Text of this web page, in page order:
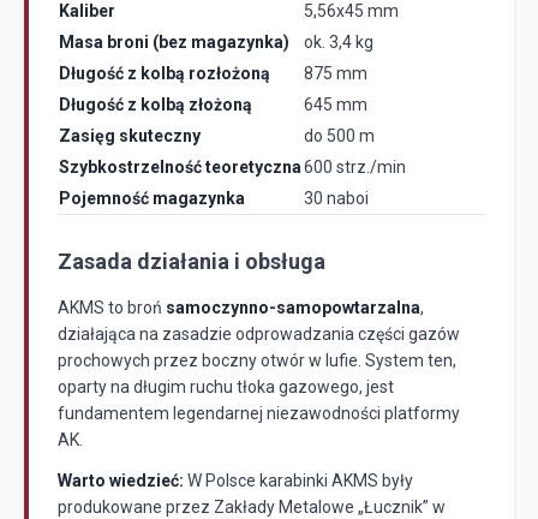
Kaliber
5,56x45 mm
Masa broni (bez magazynka)
ok. 3,4 kg
Długość z kolbą rozłożoną
875 mm
Długość z kolbą złożoną
645 mm
Zasięg skuteczny
do 500 m
Szybkostrzelność teoretyczna600 strz./min
Pojemność magazynka
30 naboi
Zasada działania i obsługa
AKMS to broń samoczynno-samopowtarzalna,
działająca na zasadzie odprowadzania części gazów
prochowych przez boczny otwór w lufie. System ten,
oparty na długim ruchu tłoka gazowego, jest
fundamentem legendarnej niezawodności platformy
AK.
Warto wiedzieć: W Polsce karabinki AKMS były
produkowane przez Zakłady Metalowe „Łucznik” w